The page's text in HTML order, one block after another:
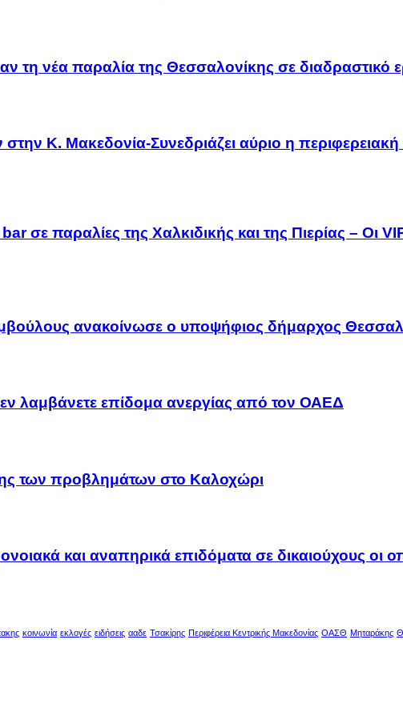
τη νέα παραλία της Θεσσαλονίκης σε διαδραστικό
Κ. Μακεδονία-Συνεδριάζει αύριο η
σε παραλίες της Χαλκιδικής και της Πιερίας – Οι
ανακοίνωσε ο υποψήφιος δήμαρχος
λαμβάνετε επίδομα ανεργίας από τον ΟΑΕΔ
των προβλημάτων στο Καλοχώρι
και αναπηρικά επιδόματα σε δικαιούχους οι
κοινωνία εκλογές ειδήσεις ααδε Τσακίρης Περιφέρεια Κεντρικής Μακεδονίας ΟΑΣΘ Μηταράκης